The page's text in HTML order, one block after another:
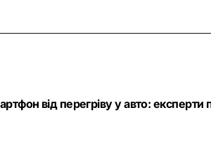
від перегріву у авто: